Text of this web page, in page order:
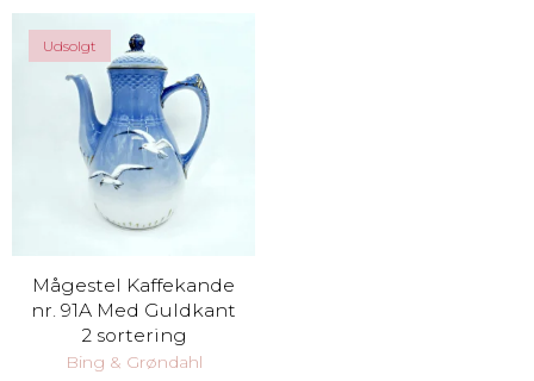
Udsolgt
Mågestel Kaffekande
nr. 91A Med Guldkant
2 sortering
Bing & Grøndahl